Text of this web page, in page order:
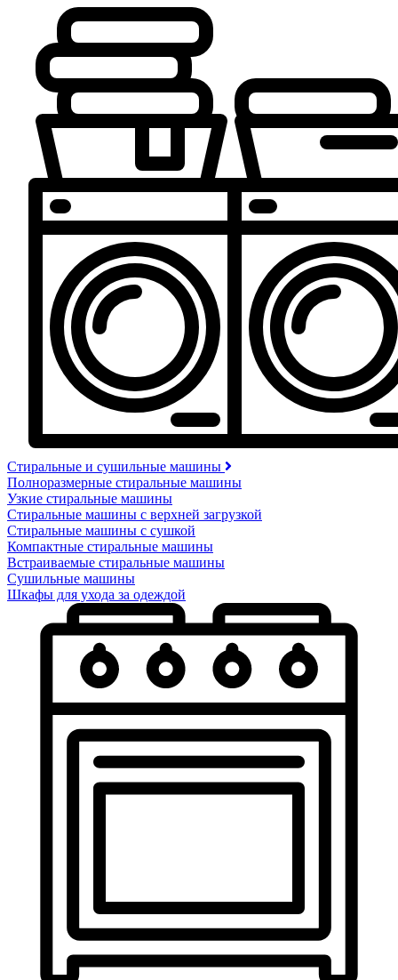
Стиральные и сушильные машины
Полноразмерные стиральные машины
Узкие стиральные машины
Стиральные машины с верхней загрузкой
Стиральные машины с сушкой
Компактные стиральные машины
Встраиваемые стиральные машины
Сушильные машины
Шкафы для ухода за одеждой